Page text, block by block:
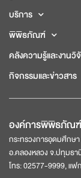
บริการ
พิพิธภัณฑ์
คลังความรู้และงานวิ
กิจกรรมและข่าวสาร
องค์การพิพิธภัณ
กระทรวงการอุดมศึกษ
อ.คลองหลวง จ.ปทุมธ
โทร: 02577-9999, แ